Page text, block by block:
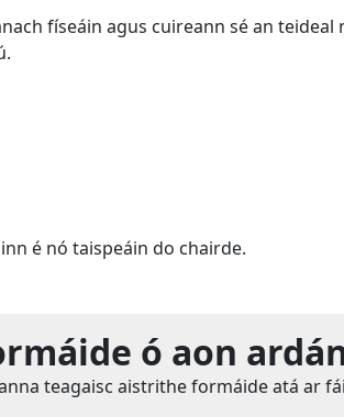
físeáin agus cuireann sé an
é nó taispeáin do chairde.
ó aon
teagaisc aistrithe formáide atá ar